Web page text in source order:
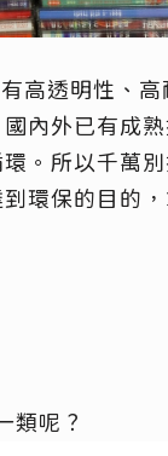
高透明性、
內外已有成
。所以千萬
環保的目的
類呢？